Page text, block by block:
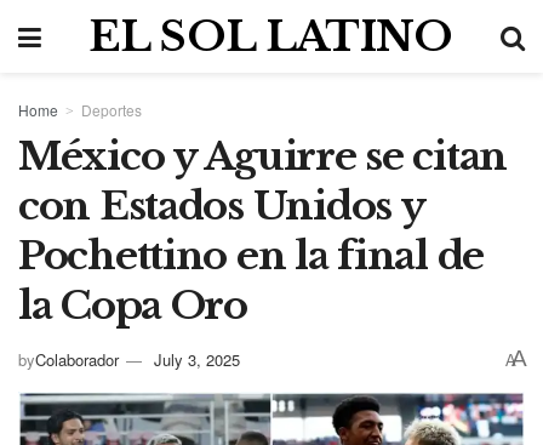
EL SOL LATINO
Home Deportes
México y Aguirre se citan
con Estados Unidos y
Pochettino en la final de
la Copa Oro
byColaborador July 3, 2025 AA